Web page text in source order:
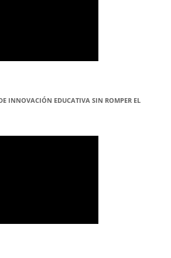
INNOVACIÓN EDUCATIVA SIN ROMPER EL